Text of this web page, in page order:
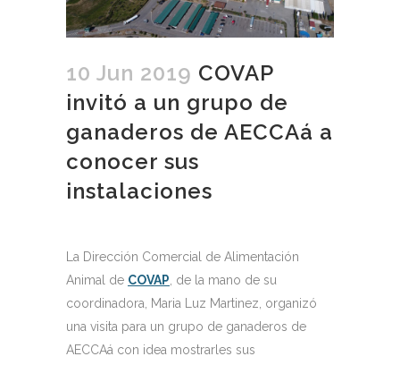
10 Jun 2019 COVAP
invitó a un grupo de
ganaderos de AECCAá a
conocer sus
instalaciones
La Dirección Comercial de Alimentación
Animal de COVAP , de la mano de su
coordinadora, Maria Luz Martinez, organizó
una visita para un grupo de ganaderos de
AECCAá con idea mostrarles sus